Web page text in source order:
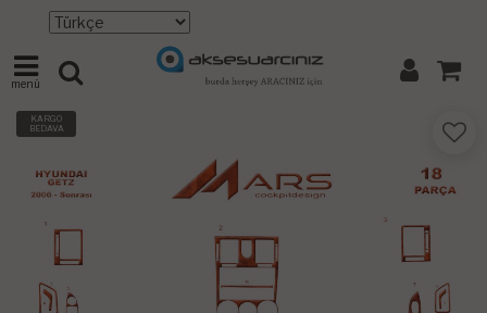
menü
KARGO
BEDAVA